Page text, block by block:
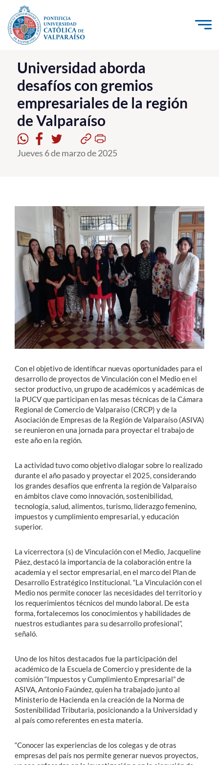
Click acá para ir directamente al contenido
La Universidad
Investigación, Creación e Innovación
PUCV Internacional
Vinculación con el Medio
Admisión
Formación Continua
Estudiantes
Académicos
Funcionarios
Alumni
English
Universidad aborda
desafíos con gremios
empresariales de la región
de Valparaíso
Jueves 6 de marzo de 2025
Con el objetivo de identificar nuevas oportunidades para el
desarrollo de proyectos de Vinculación con el Medio en el
sector productivo, un grupo de académicos y académicas de
la PUCV que participan en las mesas técnicas de la Cámara
Regional de Comercio de Valparaíso (CRCP) y de la
Asociación de Empresas de la Región de Valparaíso (ASIVA)
se reunieron en una jornada para proyectar el trabajo de
este año en la región.
La actividad tuvo como objetivo dialogar sobre lo realizado
durante el año pasado y proyectar el 2025, considerando
los grandes desafíos que enfrenta la región de Valparaíso
en ámbitos clave como innovación, sostenibilidad,
tecnología, salud, alimentos, turismo, liderazgo femenino,
impuestos y cumplimiento empresarial, y educación
superior.
La vicerrectora (s) de Vinculación con el Medio, Jacqueline
Páez, destacó la importancia de la colaboración entre la
academia y el sector empresarial, en el marco del Plan de
Desarrollo Estratégico Institucional. “La Vinculación con el
Medio nos permite conocer las necesidades del territorio y
los requerimientos técnicos del mundo laboral. De esta
forma, fortalecemos los conocimientos y habilidades de
nuestros estudiantes para su desarrollo profesional”,
señaló.
Uno de los hitos destacados fue la participación del
académico de la Escuela de Comercio y presidente de la
comisión “Impuestos y Cumplimiento Empresarial” de
ASIVA, Antonio Faúndez, quien ha trabajado junto al
Ministerio de Hacienda en la creación de la Norma de
Sostenibilidad Tributaria, posicionando a la Universidad y
al país como referentes en esta materia.
“Conocer las experiencias de los colegas y de otras
empresas del país nos permite generar nuevos proyectos,